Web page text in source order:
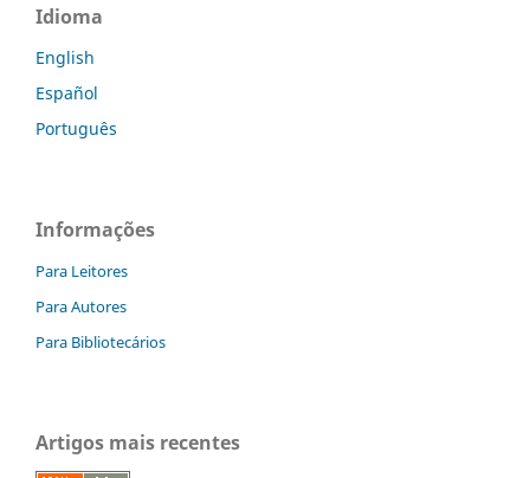
Idioma
English
Español
Português
Informações
Para Leitores
Para Autores
Para Bibliotecários
Artigos mais recentes